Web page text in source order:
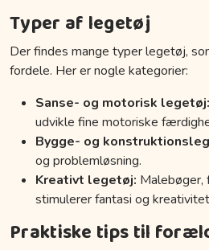
Typer af legetøj
Der findes mange typer legetøj,
fordele. Her er nogle kategorier:
Sanse- og motorisk legetøj:
udvikle fine motoriske
Bygge- og
og problemløsning.
Kreativt legetøj: Malebøger,
stimulerer fantasi og
Praktiske tips til